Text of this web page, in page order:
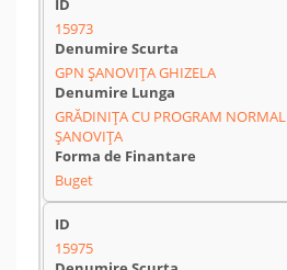
15973
GPN ȘANOVIȚA GHIZELA
GRĂDINIȚA CU PROGRAM NORMAL
ȘANOVIȚA
Buget
15975